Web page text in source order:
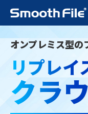
オンプレミス型の
リプレイ
クラ